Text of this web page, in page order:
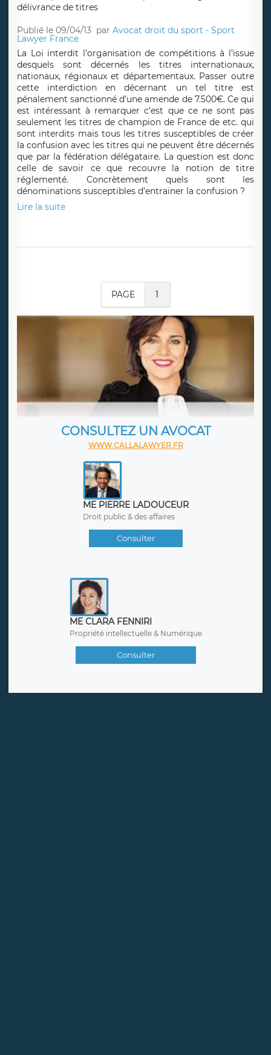
Publié le 09/04/13 parAvocat droit du sport - Sport
Lawyer France
La Loi interdit l’organisation de compétitions à l’issue
desquels sont décernés les titres internationaux,
nationaux, régionaux et départementaux. Passer outre
cette interdiction en décernant un tel titre est
pénalement sanctionné d’une amende de 7.500€. Ce qui
est intéressant à remarquer c’est que ce ne sont pas
seulement les titres de champion de France de etc. qui
sont interdits mais tous les titres susceptibles de créer
la confusion avec les titres qui ne peuvent être décernés
que par la fédération délégataire. La question est donc
celle de savoir ce que recouvre la notion de titre
réglementé. Concrètement quels sont les
dénominations susceptibles d’entrainer la confusion ?
Lire la suite
PAGE 1
CONSULTEZ UN AVOCAT
WWW.CALLALAWYER.FR
ME PIERRE LADOUCEUR
Droit public & des affaires
Consulter
ME CLARA FENNIRI
Propriété intellectuelle & Numérique
Consulter